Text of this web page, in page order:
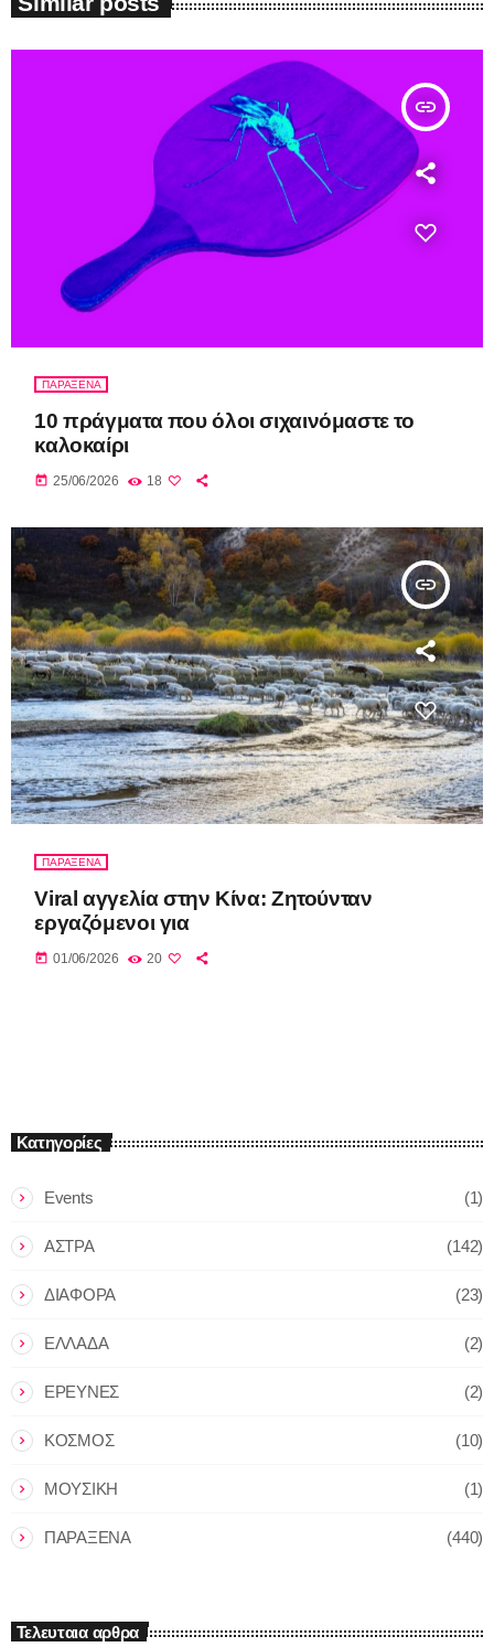
insert_link
ΠΑΡΑΞΕΝΑ
10 πράγματα που όλοι σιχαινόμαστε το
καλοκαίρι
today 25/06/2026 18
insert_link
ΠΑΡΑΞΕΝΑ
Viral αγγελία στην Κίνα: Ζητούνταν
εργαζόμενοι για
today 01/06/2026 20
Κατηγορίες
Events (1)
ΑΣΤΡΑ (142)
ΔΙΑΦΟΡΑ (23)
ΕΛΛΑΔΑ (2)
ΕΡΕΥΝΕΣ (2)
ΚΟΣΜΟΣ (10)
ΜΟΥΣΙΚΗ (1)
ΠΑΡΑΞΕΝΑ (440)
Τελευταια αρθρα